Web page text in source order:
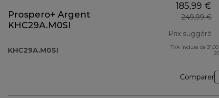
Prospero+ Argent
KHC29A.M0SI
KHC29A.M0SI
185,99 €
249,99 €
Prix suggéré
TVA incluse de
Comparer